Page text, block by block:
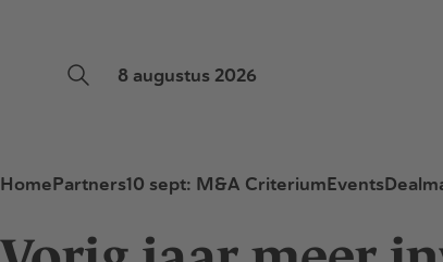
8 augustus 2026
HomePartners10 sept: M&A CriteriumEvents